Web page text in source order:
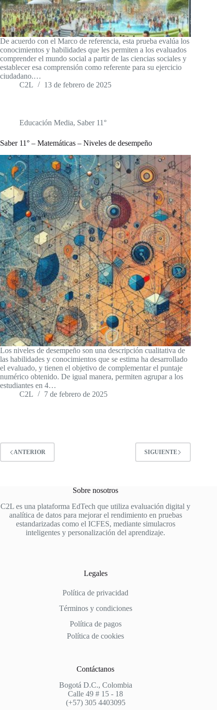
De acuerdo con el Marco de referencia, esta prueba evalúa los
conocimientos y habilidades que les permiten a los evaluados
comprender el mundo social a partir de las ciencias sociales y
establecer esa comprensión como referente para su ejercicio
ciudadano.…
C2L
13 de febrero de 2025
Educación Media, Saber 11°
Saber 11° – Matemáticas – Niveles de desempeño
Los niveles de desempeño son una descripción cualitativa de
las habilidades y conocimientos que se estima ha desarrollado
el evaluado, y tienen el objetivo de complementar el puntaje
numérico obtenido. De igual manera, permiten agrupar a los
estudiantes en 4…
C2L
7 de febrero de 2025
ANTERIOR SIGUIENTE
Sobre nosotros
C2L es una plataforma EdTech que utiliza evaluación digital y
analítica de datos para mejorar el rendimiento en pruebas
estandarizadas como el ICFES, mediante simulacros
inteligentes y personalización del aprendizaje.
Legales
Política de privacidad
Términos y condiciones
Política de pagos
Política de cookies
Contáctanos
Bogotá D.C., Colombia
Calle 49 # 15 - 18
(+57) 305 4403095